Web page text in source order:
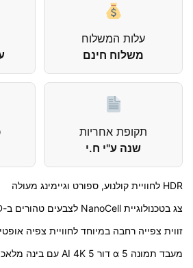
עלות המשלוח
משלוח חינם
עד
תקופת אחריות
שנה ע"י ח.י
HDR לחוויית קולנוע, ספורט וגיימינג מעולה
צג בטכנולוגיית NanoCell לצבעים טהורים ב-4K Ultra HD
זווית צפייה רחבה במיוחד לחוויית צפיה
מעבד תמונה α 5 דור AI 4K 5 עם בינה מלאכותית, כולל למידה עמוקה